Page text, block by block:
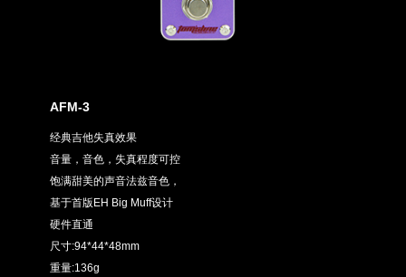
AFM-3
经典吉他失真效果
音量，音色，失真程度可控
饱满甜美的声音法兹音色，
基于首版EH Big Muff设计
硬件直通
尺寸:94*44*48mm
重量:136g